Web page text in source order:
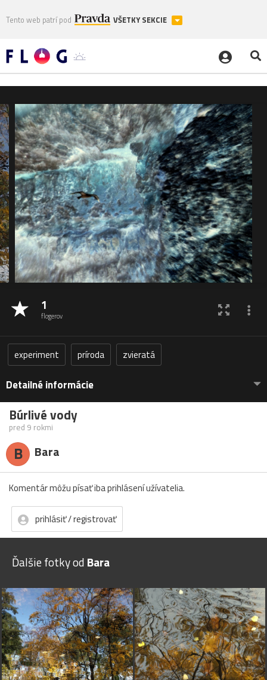
Tento web patrí pod VŠETKY SEKCIE
1
flogerov
experiment príroda zvieratá
Detailné informácie
Búrlivé vody
pred 9 rokmi
B Bara
Komentár môžu písať iba prihlásení užívatelia.
prihlásiť / registrovať
Ďalšie fotky od Bara